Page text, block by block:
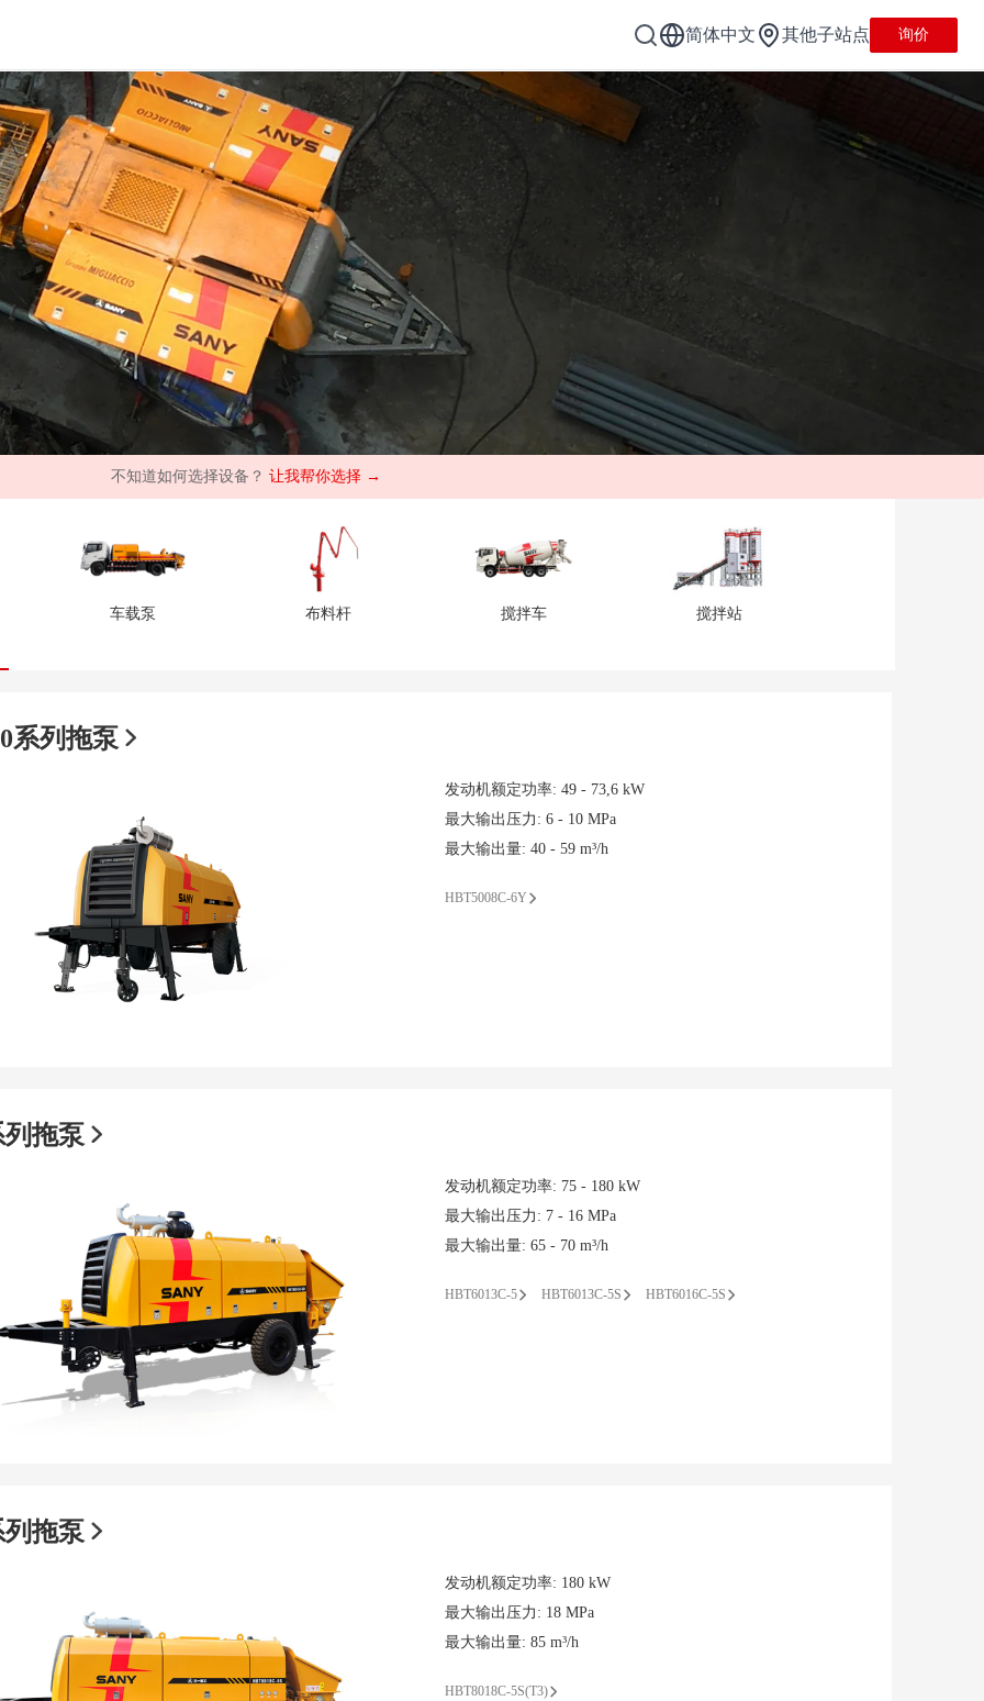
简体中文 其他子站点 询价
不知道如何选择设备？ 让我帮你选择 →
车载泵 布料杆 搅拌车 搅拌站
系列拖泵
发动机额定功率:49 - 73,6 kW
最大输出压力 :6 - 10 MPa
最大输出量:40 - 59 m³/h
HBT5008C-6Y
列拖泵
发动机额定功率: 75 - 180 kW
最大输出压力 : 7 - 16 MPa
最大输出量:65 - 70 m³/h
HBT6013C-5 HBT6013C-5S HBT6016C-5S
列拖泵
发动机额定功率: 180 kW
最大输出压力 : 18 MPa
最大输出量:85 m³/h
HBT8018C-5S(T3)